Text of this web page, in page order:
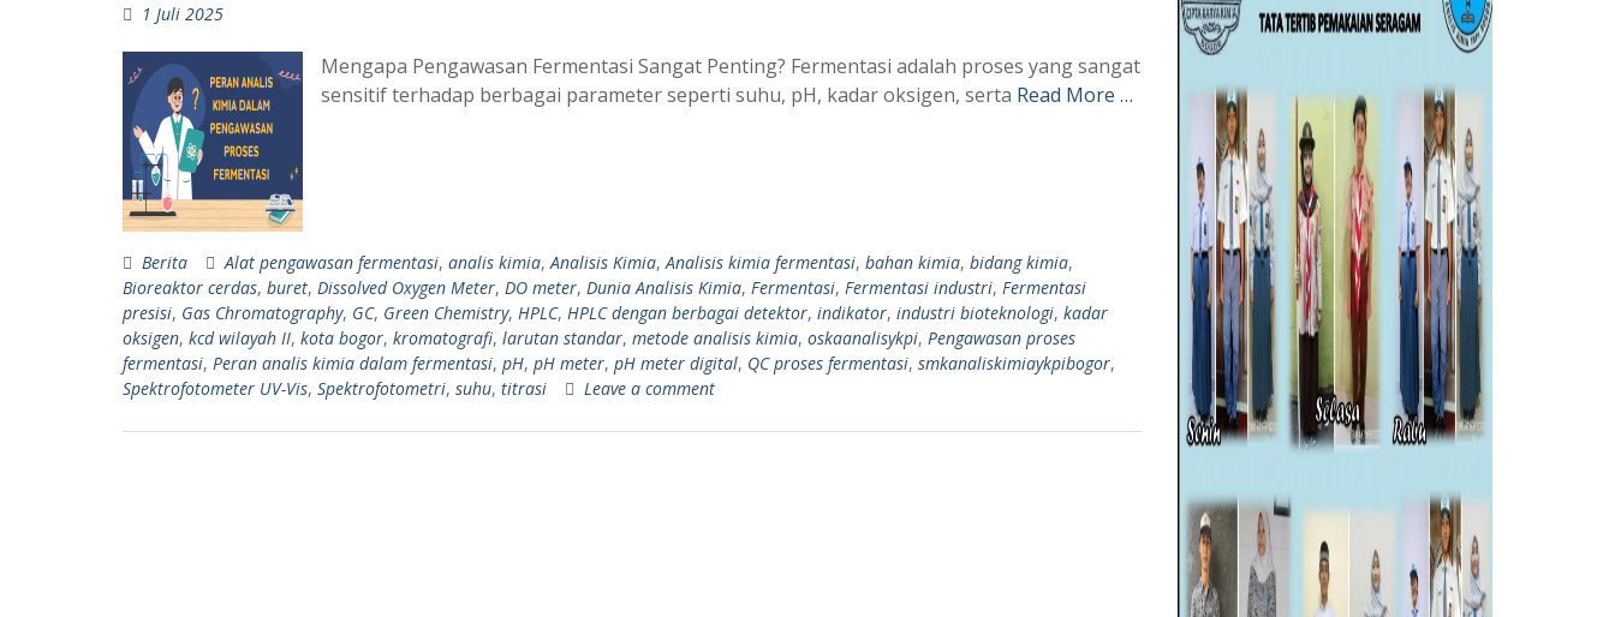
1 Juli 2025
Mengapa Pengawasan Fermentasi Sangat Penting? Fermentasi adalah proses yang sangat
sensitif terhadap berbagai parameter seperti suhu, pH, kadar oksigen, serta Read More …
Berita Alat pengawasan fermentasi, analis kimia, Analisis Kimia, Analisis kimia fermentasi, bahan kimia, bidang kimia,
Bioreaktor cerdas, buret, Dissolved Oxygen Meter, DO meter, Dunia Analisis Kimia, Fermentasi, Fermentasi industri, Fermentasi
presisi, Gas Chromatography, GC, Green Chemistry, HPLC, HPLC dengan berbagai detektor, indikator, industri bioteknologi, kadar
oksigen, kcd wilayah II, kota bogor, kromatografi, larutan standar, metode analisis kimia, oskaanalisykpi, Pengawasan proses
fermentasi, Peran analis kimia dalam fermentasi, pH, pH meter, pH meter digital, QC proses fermentasi, smkanaliskimiaykpibogor,
Spektrofotometer UV-Vis, Spektrofotometri, suhu, titrasi Leave a comment